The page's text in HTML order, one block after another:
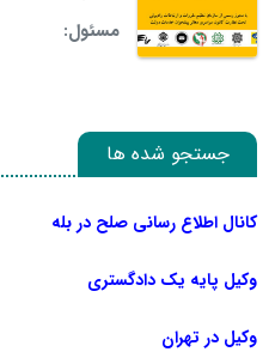
مسئول:
جستجو شده ها
کانال اطلاع رسانی صلح در بله
وکیل پایه یک دادگستری
وکیل در تهران